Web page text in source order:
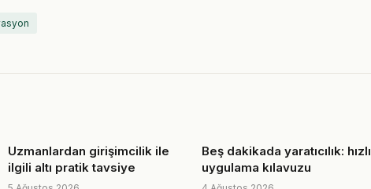
Uzmanlardan girişimcilik ile
ilgili altı pratik tavsiye
Beş dakikada yaratıcılık: hızlı
uygulama kılavuzu